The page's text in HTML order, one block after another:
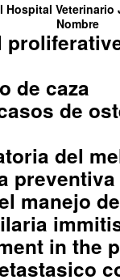
Hospital Veterinario
Nombre
de caza
de
del
manejo
in the